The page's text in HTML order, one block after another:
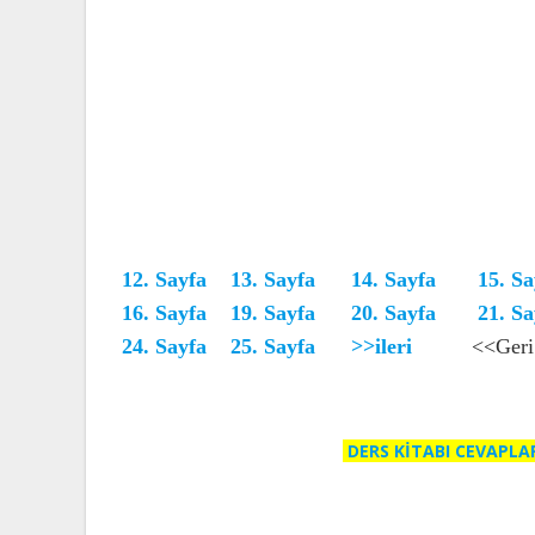
12. Sayfa 13. Sayfa 14. Sayfa
15.
16. Sayfa
19. Sayfa 20. Sayfa 21.
24. Sayfa
25. Sayfa >>ileri <<Geri
DERS KİTABI